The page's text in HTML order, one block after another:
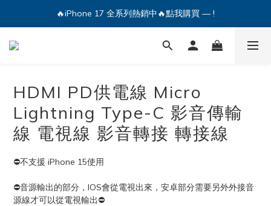
🔥iPhone 17 全系列熱銷中🔥點我購買 — !
💕加入Q哥 Line 新好友領優惠券！🎫
🔥iPhone 17 全系列熱銷中🔥點我購買 — !
HDMI PD供電線 Micro
Lightning Type-C 影音傳輸
線 電視線 影音轉接 轉接線
⛔不支援 iPhone 15使用
⛔音源輸出的部分，IOS會從電視出來，安卓部分需要另外外接音
源線才可以從電視輸出⛔